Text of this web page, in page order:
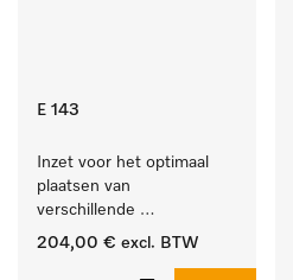
E 143
Inzet voor het optimaal
plaatsen van
verschillende
instrumenten.
204,00 € excl. BTW